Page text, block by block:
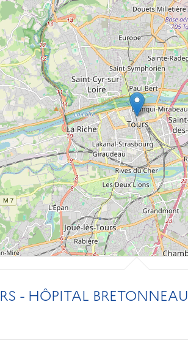
- HÔPITAL BRETONNEAU